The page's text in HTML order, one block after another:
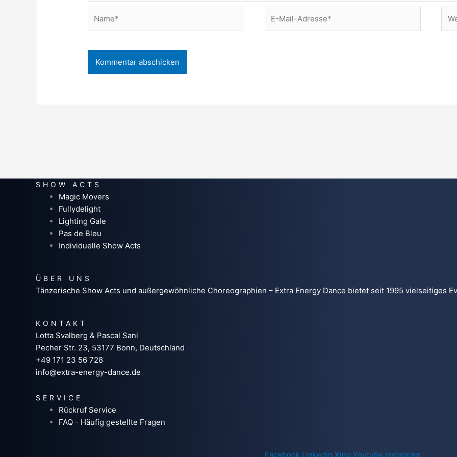
Mail-
SHOW ACTS
Magic Movers
Fullydelight
Lighting Gale
Pas de Bleu
Individuelle Show Acts
ÜBER UNS
Tänzerische Show Acts und außergewöhnliche Choreographien – Extra Energy Dance bietet seit 1995 vielseitiges
KONTAKT
Lotta Svalberg & Pascal Sani
Pecher Str. 23, 53177 Bonn, Deutschland
+49 171 23 56 728
info@extra-energy-dance.de
SERVICE
Rückruf Service
FAQ - Häufig gestellte Fragen
Facebook Linkedin Xing Youtube Instagram